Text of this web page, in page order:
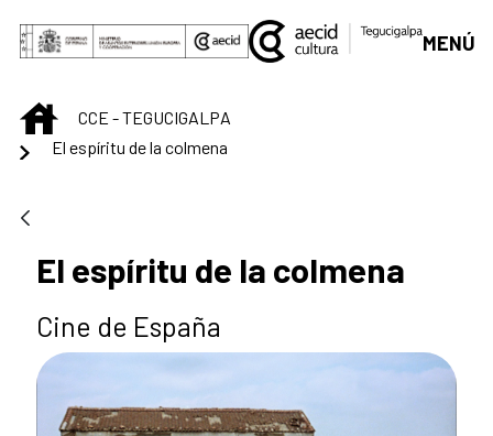
Saltar al contenido principal
MENÚ
INICIOCCE - TEGUCIGALPA
El espíritu de la colmena
El espíritu de la colmena
Cine de España